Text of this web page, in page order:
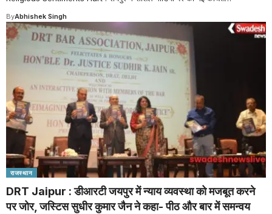
ByAbhishek Singh
राजस्थान
DRT Jaipur : डीआरटी जयपुर में न्याय व्यवस्था को मजबूत करने
पर जोर, जस्टिस सुधीर कुमार जैन ने कहा- पीठ और बार में समन्वय